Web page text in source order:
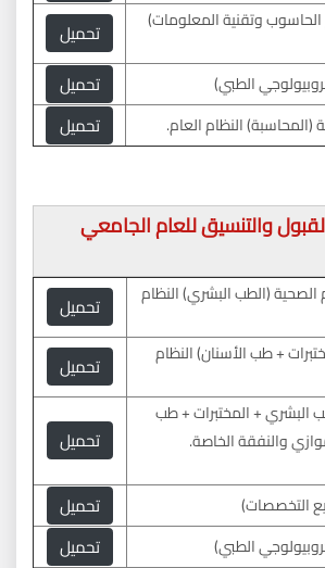
وتقنية المعلومات)
تحميل
الطبي) تحميل
(المحاسبة) النظام العام. تحميل
والتنسيق للعام الجامعي
الصحية (الطب البشري) النظام
تحميل
+ طب الأسنان) النظام
تحميل
البشري + المختبرات + طب
والنفقة الخاصة.
تحميل
التخصصات) تحميل
الطبي) تحميل